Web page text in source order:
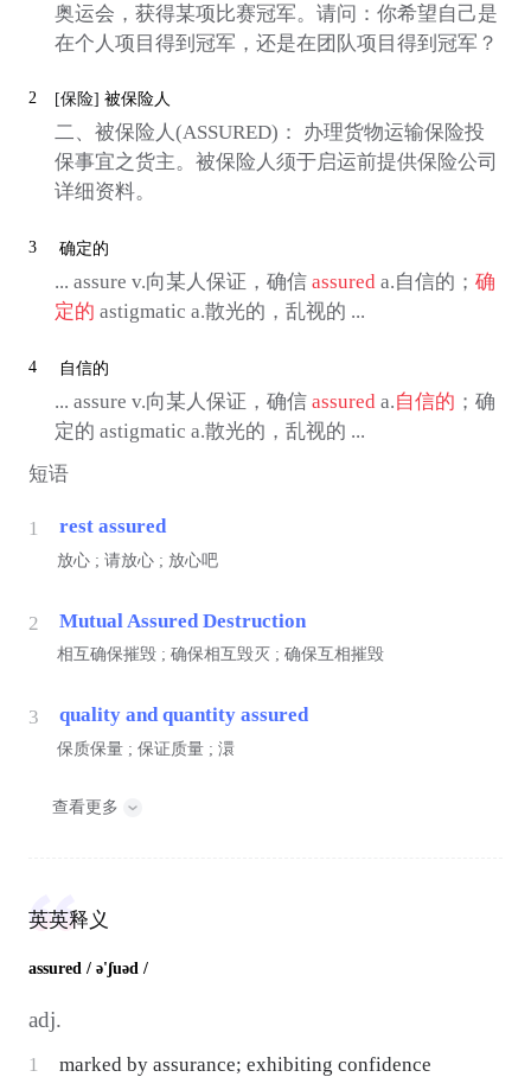
奥运会，获得某项比赛冠军。请问：你希望自己是
在个人项目得到冠军，还是在团队项目得到冠军？
2 [保险] 被保险人
二、被保险人(ASSURED)： 办理货物运输保险投
保事宜之货主。被保险人须于启运前提供保险公司
详细资料。
3 确定的
... assure v.向某人保证，确信 assureda.自信的； 确
定的 astigmatic a.散光的，乱视的 ...
4 自信的
... assure v.向某人保证，确信 assureda.自信的 ；确
定的 astigmatic a.散光的，乱视的 ...
短语
1 rest assured
放心 ; 请放心 ; 放心吧
2 Mutual Assured Destruction
相互确保摧毁 ; 确保相互毁灭 ; 确保互相摧毁
3 quality and quantity assured
保质保量 ; 保证质量 ; 澴
查看更多
英英释义
assured / ə'ʃuəd /
adj.
1 marked by assurance; exhibiting confidence